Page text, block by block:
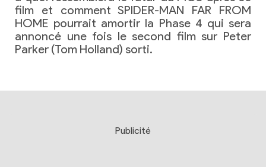
film et comment SPIDER-MAN FAR FROM
HOME pourrait amortir la Phase 4 qui sera
annoncé une fois le second film sur Peter
Parker (Tom Holland) sorti.
Publicité